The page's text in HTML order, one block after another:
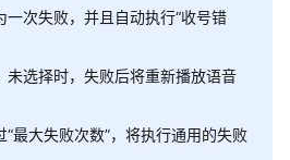
次失败，并且自动执行“收号错
未选择时，失败后将重新播放语音
最大失败次数”，将执行通用的失败